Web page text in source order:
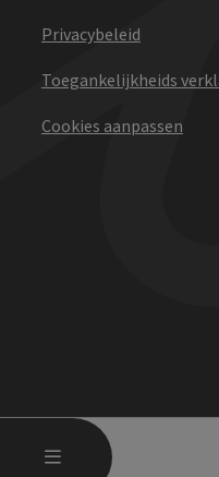
MENU
Privacybeleid
Toegankelijkheids
Cookies aanpassen